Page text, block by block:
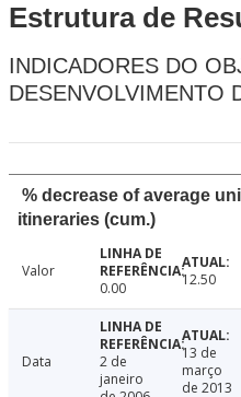
Estrutura de
INDICADORES DO
DESENVOLVIMENTO
% decrease of average
itineraries (cum.)
Valor
0.00
12.50
Data
2 de
janeiro
13 de
março
de 2013